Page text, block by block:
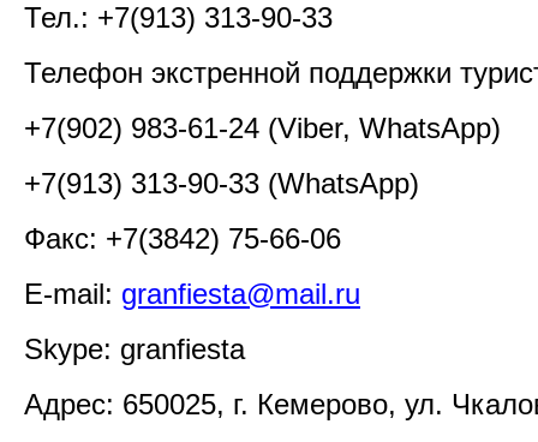
Тел.: +7(913) 313-90-33
Телефон экстренной поддержки
+7(902) 983-61-24 (Viber, WhatsApp)
+7(913) 313-90-33 (WhatsApp)
Факс: +7(3842) 75-66-06
E-mail: granfiesta@mail.ru
Skype: granfiesta
Адрес: 650025, г. Кемерово, ул.